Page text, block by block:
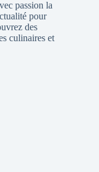
passion la
pour
des
culinaires et